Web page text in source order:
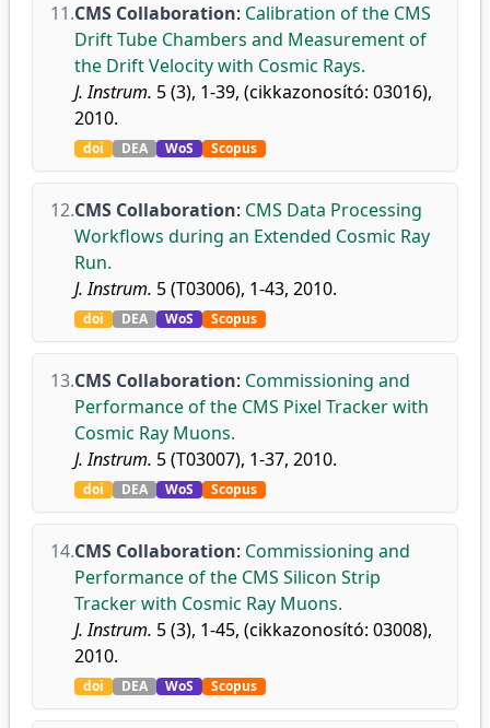
11.CMS Collaboration: Calibration of the CMS
Drift Tube Chambers and Measurement of
the Drift Velocity with Cosmic Rays.
J. Instrum. 5 (3), 1-39, (cikkazonosító: 03016),
2010.
doi DEA WoS Scopus
12.CMS Collaboration: CMS Data Processing
Workflows during an Extended Cosmic Ray
Run.
J. Instrum. 5 (T03006), 1-43, 2010.
doi DEA WoS Scopus
13.CMS Collaboration: Commissioning and
Performance of the CMS Pixel Tracker with
Cosmic Ray Muons.
J. Instrum. 5 (T03007), 1-37, 2010.
doi DEA WoS Scopus
14.CMS Collaboration: Commissioning and
Performance of the CMS Silicon Strip
Tracker with Cosmic Ray Muons.
J. Instrum. 5 (3), 1-45, (cikkazonosító: 03008),
2010.
doi DEA WoS Scopus